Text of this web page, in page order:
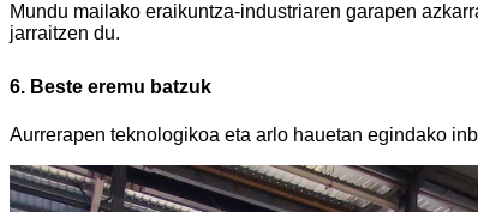
Mundu mailako eraikuntza-industriaren garapen
jarraitzen du.
6. Beste eremu batzuk
Aurrerapen teknologikoa eta arlo hauetan egindako